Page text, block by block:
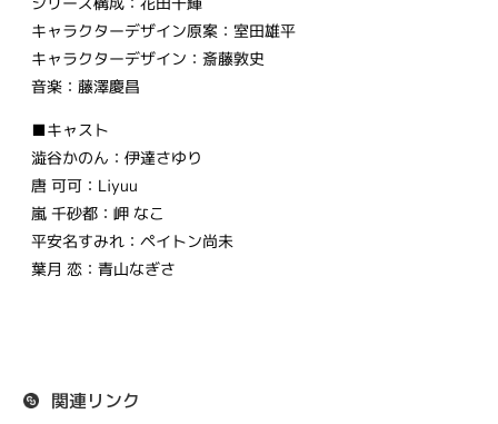
キャラクターデザイン原案：室田雄平
キャラクターデザイン：斎藤敦史
音楽：藤澤慶昌
■キャスト
澁谷かのん：伊達さゆり
唐 可可：Liyuu
嵐 千砂都：岬 なこ
平安名すみれ：ペイトン尚未
葉月 恋：青山なぎさ
関連リンク